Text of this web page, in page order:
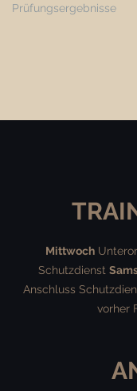
Prüfungsergebnisse
Mittwoch
Schutzdienst
Anschluss
vorher